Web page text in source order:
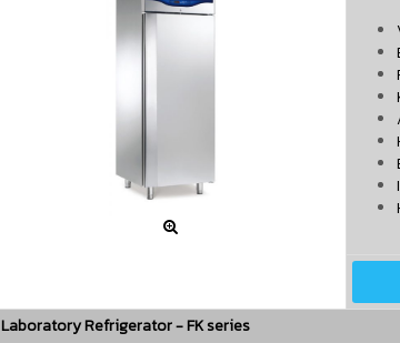

Laboratory Refrigerator - FK series